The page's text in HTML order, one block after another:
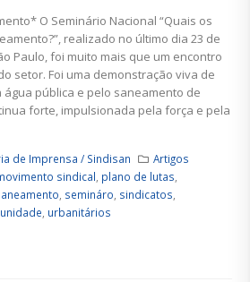
O Seminário Nacional “Quais os
realizado no último dia 23 de
Paulo, foi muito mais que um encontro
setor. Foi uma demonstração viva de
água pública e pelo saneamento de
forte, impulsionada pela força e pela
de Imprensa / Sindisan
Artigos
sindical, plano de lutas,
, semináro, sindicatos,
unidade, urbanitários